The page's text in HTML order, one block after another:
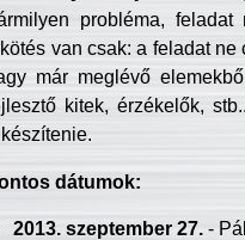
probléma, feladat
van csak: a feladat
már meglévő
kitek, érzékelők,
dátumok:
2013. szeptember 27.-